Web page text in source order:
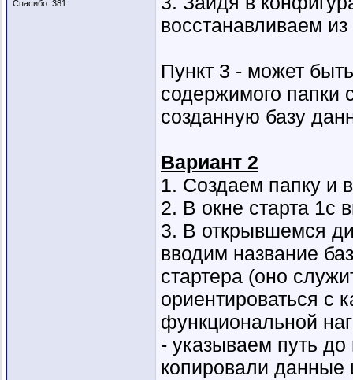
Спасибо: 381
восстанавливаем
Пункт 3 - может
содержимого папки
созданную базу
Вариант 2
1. Создаем папку и
2. В окне старта 1с
3. В открывшемся
вводим название
стартера (оно
ориентироваться с
функциональной
- указываем путь
копировали данные